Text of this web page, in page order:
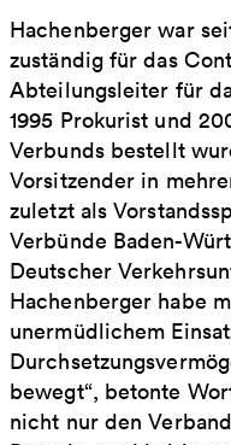
Hachenberger war
zuständig für das
Abteilungsleiter für
1995 Prokurist und
Verbunds bestellt
Vorsitzender in
zuletzt als
Verbünde Baden-
Deutscher
Hachenberger habe
unermüdlichem
bewegt“, betonte
nicht nur den